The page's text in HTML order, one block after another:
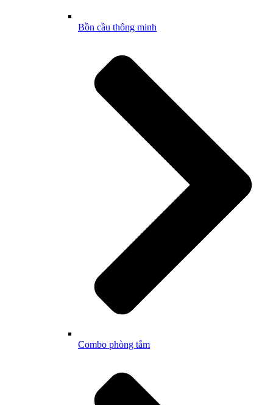
Bồn cầu thông minh
Combo phòng tắm